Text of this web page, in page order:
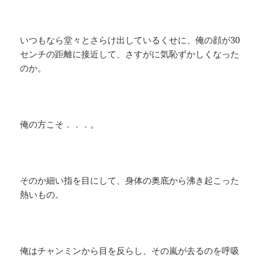
いつもなら堂々とさらけ出しているくせに、俺の顔が30
センチの距離に接近して、さすがに気恥ずかしくなった
のか。
俺の方こそ．．．。
そのか細い指を目にして、身体の奥底から沸き起こった
熱いもの。
俺はチャンミンから目を反らし、その嵐が去るのを呼吸